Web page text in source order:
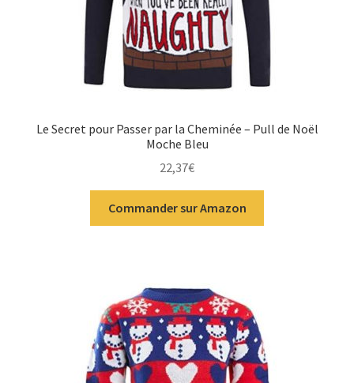
Le Secret pour Passer par la Cheminée – Pull de Noël
Moche Bleu
22,37€
Commander sur Amazon